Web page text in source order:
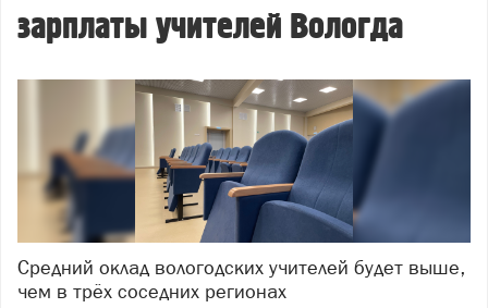
зарплаты учителей Вологда
Средний оклад вологодских учителей будет выше,
чем в трёх соседних регионах